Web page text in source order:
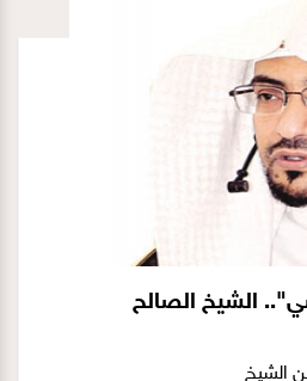
الشيخ الصالح
الشيخ